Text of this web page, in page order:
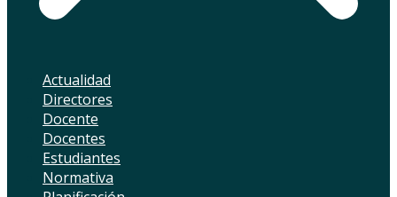
Actualidad
Directores
Docente
Docentes
Estudiantes
Normativa